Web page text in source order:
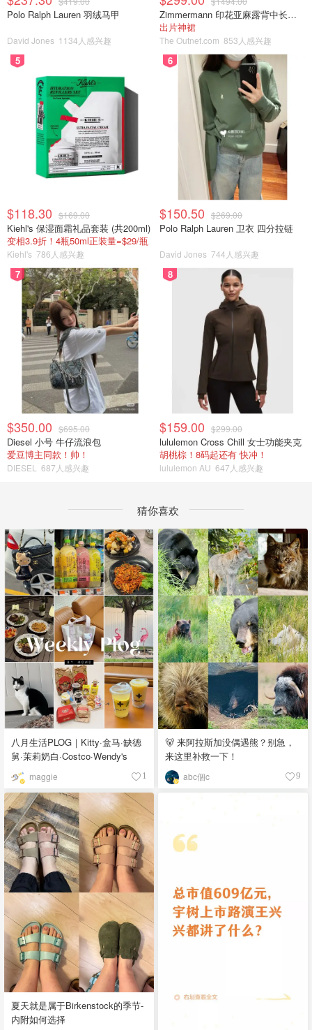
Polo Ralph Lauren 羽绒马甲
David Jones 1134人感兴趣
Zimmermann 印花亚麻露背中长连衣裙
出片神裙
The Outnet.com 853人感兴趣
5
$118.30 $169.00
Kiehl's 保湿面霜礼品套装 (共200ml)
变相3.9折！4瓶50ml正装量=$29/瓶
Kiehl's 786人感兴趣
6
$150.50 $269.00
Polo Ralph Lauren 卫衣 四分拉链
David Jones 744人感兴趣
7
$350.00 $695.00
Diesel 小号 牛仔流浪包
爱豆博主同款！帅！
DIESEL 687人感兴趣
8
$159.00 $299.00
lululemon Cross Chill 女士功能夹克
胡桃棕！8码起还有 快冲！
lululemon AU 647人感兴趣
猜你喜欢
八月生活PLOG｜Kitty·盒马·缺德
舅·茉莉奶白·Costco·Wendy's
maggie 1
🐻 来阿拉斯加没偶遇熊？别急，
来这里补救一下！
abc個c 9
夏天就是属于Birkenstock的季节-
内附如何选择